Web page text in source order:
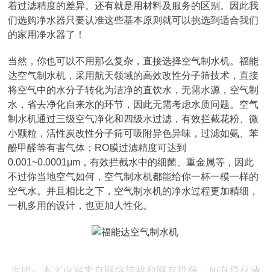
着过滤精度的差异。还有就是用材料及服务的区别。因此我
们选购净水器只要认准这些基本原则就可以挑选到适合我们
的家用净水器了！
当然，你也可以不用那么复杂，直接选择空气制水机。福能
达空气制水机，采用航天领域的高效改性分子筛技术，直接
将空气中的水分子转化为洁净的直饮水，无需水源，空气制
水，省去净化自来水的环节，因此无需考虑水质问题。空气
制水机通过三级空气净化和四级水过滤，有效拦截花粉、微
小颗粒，活性炭改性分子筛可吸附异色异味，过滤如氨、苯
酚甲醛等有害气体；RO膜过滤精度可达到
0.001~0.0001μm，有效拦截水中的细菌、重金属等，因此
不过你当地空气如何，空气制水机都能给你一杯一模一样的
空气水。并且相比之下，空气制水机的净水过程更加精细，
一机多用的设计，也更加人性化。